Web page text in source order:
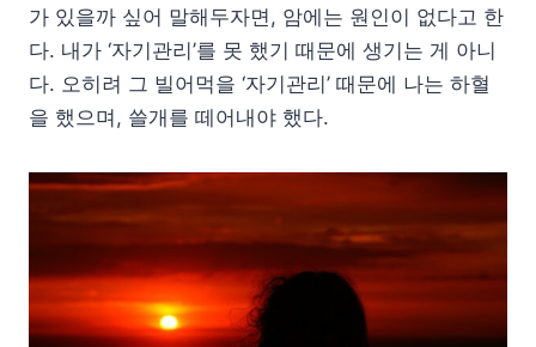
가 있을까 싶어 말해두자면, 암에는 원인이 없다고 한
다. 내가 ‘자기관리’를 못 했기 때문에 생기는 게 아니
다. 오히려 그 빌어먹을 ‘자기관리’ 때문에 나는 하혈
을 했으며, 쓸개를 떼어내야 했다.